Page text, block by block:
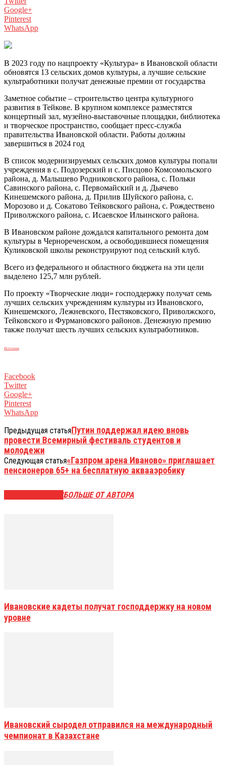
Google+
Pinterest
WhatsApp
В 2023 году по нацпроекту «Культура» в Ивановской области
обновятся 13 сельских домов культуры, а лучшие сельские
культработники получат денежные премии от государства
Заметное событие – строительство центра культурного
развития в Тейкове. В крупном комплексе разместятся
концертный зал, музейно-выставочные площадки, библиотека
и творческое пространство, сообщает пресс-служба
правительства Ивановской области. Работы должны
завершиться в 2024 год
В список модернизируемых сельских домов культуры попали
учреждения в с. Подозерский и с. Писцово Комсомольского
района, д. Малышево Родниковского района, с. Польки
Савинского района, с. Первомайский и д. Дьячево
Кинешемского района, д. Прилив Шуйского района, с.
Морозово и д. Сокатово Тейковского района, с. Рождествено
Приволжского района, с. Исаевское Ильинского района.
В Ивановском районе дождался капитального ремонта дом
культуры в Чернореченском, а освободившиеся помещения
Куликовской школы реконструируют под сельский клуб.
Всего из федерального и областного бюджета на эти цели
выделено 125,7 млн рублей.
По проекту «Творческие люди» господдержку получат семь
лучших сельских учреждениям культуры из Ивановского,
Кинешемского, Лежневского, Пестяковского, Приволжского,
Тейковского и Фурмановского районов. Денежную премию
также получат шесть лучших сельских культработников.
Источник
Facebook
Twitter
Google+
Pinterest
WhatsApp
Предыдущая статьяПутин поддержал идею вновь
провести Всемирный фестиваль студентов и
молодежи
Следующая статья«Газпром арена Иваново» приглашает
пенсионеров 65+ на бесплатную аквааэробику
БОЛЬШЕ ОТ АВТОРА
Ивановские кадеты получат господдержку на новом
уровне
Ивановский сыродел отправился на международный
чемпионат в Казахстане